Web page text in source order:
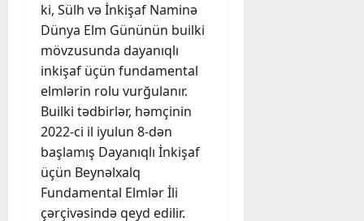
ki, Sülh və İnkişaf Naminə
Dünya Elm Gününün builki
mövzusunda dayanıqlı
inkişaf üçün fundamental
elmlərin rolu vurğulanır.
Builki tədbirlər, həmçinin
2022-ci il iyulun 8-dən
başlamış Dayanıqlı İnkişaf
üçün Beynəlxalq
Fundamental Elmlər İli
çərçivəsində qeyd edilir.